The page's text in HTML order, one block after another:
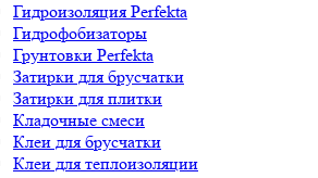
Гидроизоляция Perfekta
Гидрофобизаторы
Грунтовки Perfekta
Затирки для брусчатки
Затирки для плитки
Кладочные смеси
Клеи для брусчатки
Клеи для теплоизоляции